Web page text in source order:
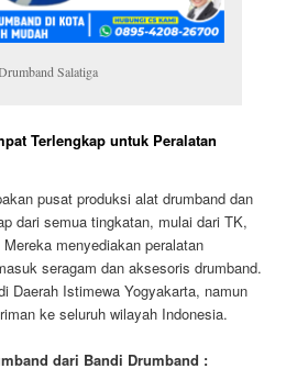
Salatiga
Terlengkap untuk Peralatan
pusat produksi alat drumband dan
dari semua tingkatan, mulai dari TK,
menyediakan peralatan
seragam dan aksesoris drumband.
Daerah Istimewa Yogyakarta, namun
ke seluruh wilayah Indonesia.
dari Bandi Drumband :